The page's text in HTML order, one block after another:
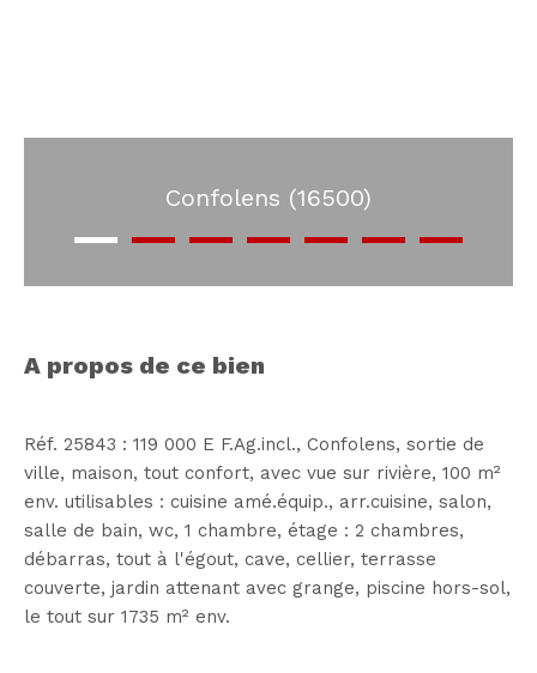
Confolens (16500)
a propos de ce bien
Réf. 25843 : 119 000 E F.Ag.incl., Confolens, sortie de
ville, maison, tout confort, avec vue sur rivière, 100 m²
env. utilisables : cuisine amé.équip., arr.cuisine, salon,
salle de bain, wc, 1 chambre, étage : 2 chambres,
débarras, tout à l'égout, cave, cellier, terrasse
couverte, jardin attenant avec grange, piscine hors-sol,